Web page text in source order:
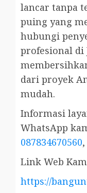
lancar tanpa
puing yang
hubungi
profesional di
dari proyek
mudah.
Informasi
WhatsApp
087834670560,
Link Web
https://